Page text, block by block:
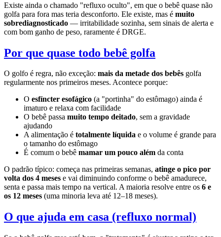
Existe ainda o chamado "refluxo oculto", em que o bebê quase não
golfa para fora mas teria desconforto. Ele existe, mas é muito
sobrediagnosticado — irritabilidade sozinha, sem sinais de alerta e
com bom ganho de peso, raramente é DRGE.
Por que quase todo bebê golfa
O golfo é regra, não exceção: mais da metade dos bebês golfa
regularmente nos primeiros meses. Acontece porque:
O esfíncter esofágico (a "portinha" do estômago) ainda é
imaturo e relaxa com facilidade
O bebê passa muito tempo deitado, sem a gravidade
ajudando
A alimentação é totalmente líquida e o volume é grande para
o tamanho do estômago
É comum o bebê mamar um pouco além da conta
O padrão típico: começa nas primeiras semanas, atinge o pico por
volta dos 4 meses e vai diminuindo conforme o bebê amadurece,
senta e passa mais tempo na vertical. A maioria resolve entre os 6 e
os 12 meses (uma minoria leva até 12–18 meses).
O que ajuda em casa (refluxo normal)